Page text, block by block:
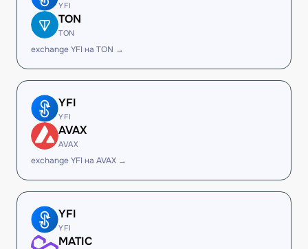
YFI
TON
TON
exchange YFI на TON →
YFI
YFI
AVAX
AVAX
exchange YFI на AVAX →
YFI
YFI
MATIC